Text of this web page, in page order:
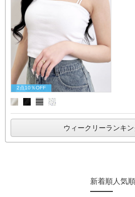
2点10％OFF
ウィークリーランキ
新着順人気順